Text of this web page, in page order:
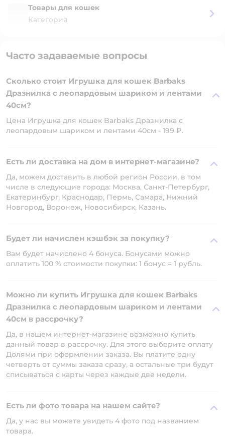
Товары для кошек
Категория
Часто задаваемые вопросы
Сколько стоит Игрушка для кошек Barbaks
Дразнилка с леопардовым шариком и лентами
40см?
Цена Игрушка для кошек Barbaks Дразнилка с
леопардовым шариком и лентами 40см - 199 ₽.
Есть ли доставка на дом в интернет-магазине?
Да, можем доставить в любой регион России, в том
числе в следующие города: Москва, Санкт-Петербург,
Екатеринбург, Краснодар, Пермь, Самара, Нижний
Новгород, Воронеж, Новосибирск, Казань.
Будет ли начислен кэшбэк за покупку?
Вам будет начислено 4 бонуса. Бонусами можно
оплатить 100 % стоимости покупки: 1 бонус = 1 рубль.
Можно ли купить Игрушка для кошек Barbaks
Дразнилка с леопардовым шариком и лентами
40см в рассрочку?
Да, в нашем интернет-магазине возможно купить
данный товар в рассрочку. Для этого выберите оплату
Долями при оформлении заказа. Вы платите одну
четверть от суммы заказа сразу, а остальные три будут
списываться с карты через каждые две недели.
Есть ли фото товара на нашем сайте?
Да, у нас вы можете увидеть 4 фото под названием
товара.